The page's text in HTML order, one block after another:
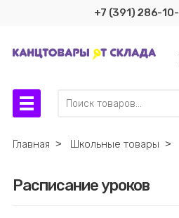
+7 (391) 286-
Главная ˃ Школьные товары ˃
Расписание уроков